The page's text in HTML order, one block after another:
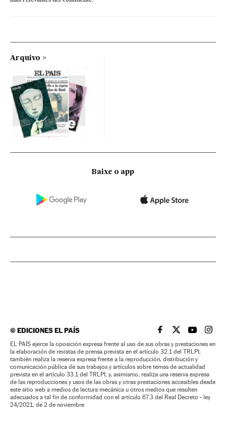
Arquivo
Baixe o app
©EDICIONES EL PAÍS EL PAÍS BRASIL EN
EL PAÍSEL PAÍS
EL
EL PAÍS ejerce la oposición expresa frente al uso de sus obras y prestaciones en
la elaboración de revistas de prensa prevista en el artículo 32.1 del TRLPI;
también realiza la reserva expresa frente a la reproducción, distribución y
comunicación pública de sus trabajos y artículos sobre temas de actualidad
prevista en el artículo 33.1 del TRLPI; y, asimismo, realiza una reserva expresa
de las reproducciones y usos de las obras y otras prestaciones accesibles desde
este sitio web a medios de lectura mecánica u otros medios que resulten
adecuados a tal fin de conformidad con el artículo 67.3 del Real Decreto - ley
24/2021, de 2 de noviembre